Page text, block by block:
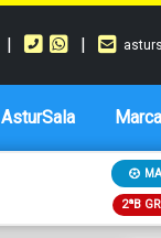
| |
AsturSala
2ªB